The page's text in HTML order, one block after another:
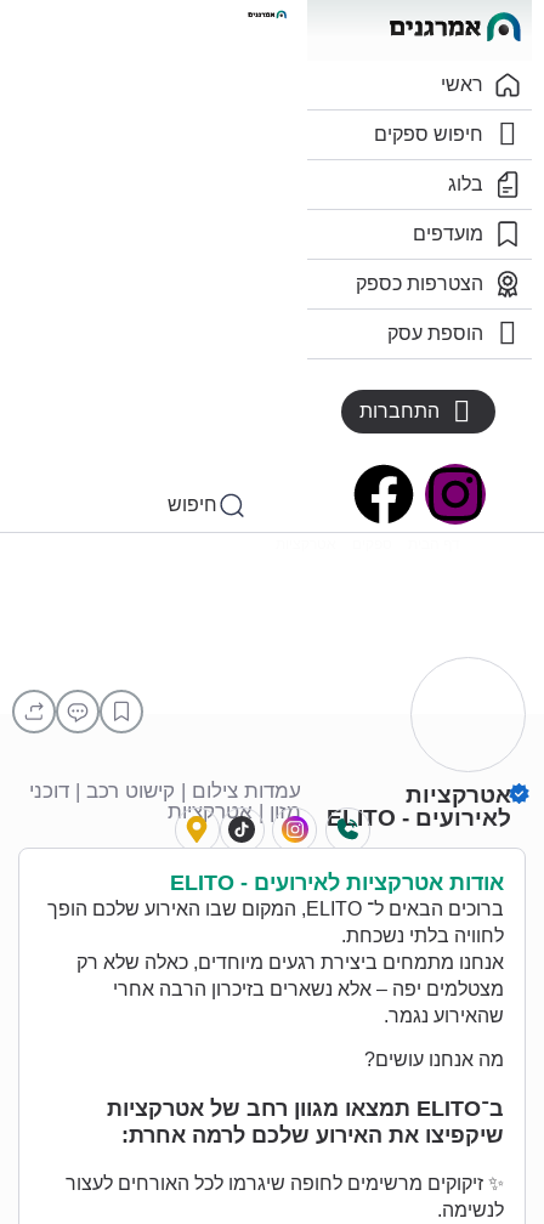
ראשי
חיפוש ספקים
בלוג
מועדפים
הצטרפות כספק
הוספת עסק
התחברות
חיפוש
אטרקציות
לאירועים - ELITO
עמדות צילום | קישוט רכב | דוכני
מזון | אטרקציות
אודות אטרקציות לאירועים - ELITO
ברוכים הבאים ל־ ELITO, המקום שבו האירוע שלכם הופך
לחוויה בלתי נשכחת.
אנחנו מתמחים ביצירת רגעים מיוחדים, כאלה שלא רק
מצטלמים יפה – אלא נשארים בזיכרון הרבה אחרי
שהאירוע נגמר.
מה אנחנו עושים?
ב־ELITO תמצאו מגוון רחב של אטרקציות
שיקפיצו את האירוע שלכם לרמה אחרת:
✨ זיקוקים מרשימים לחופה שיגרמו לכל האורחים לעצור
לנשימה.